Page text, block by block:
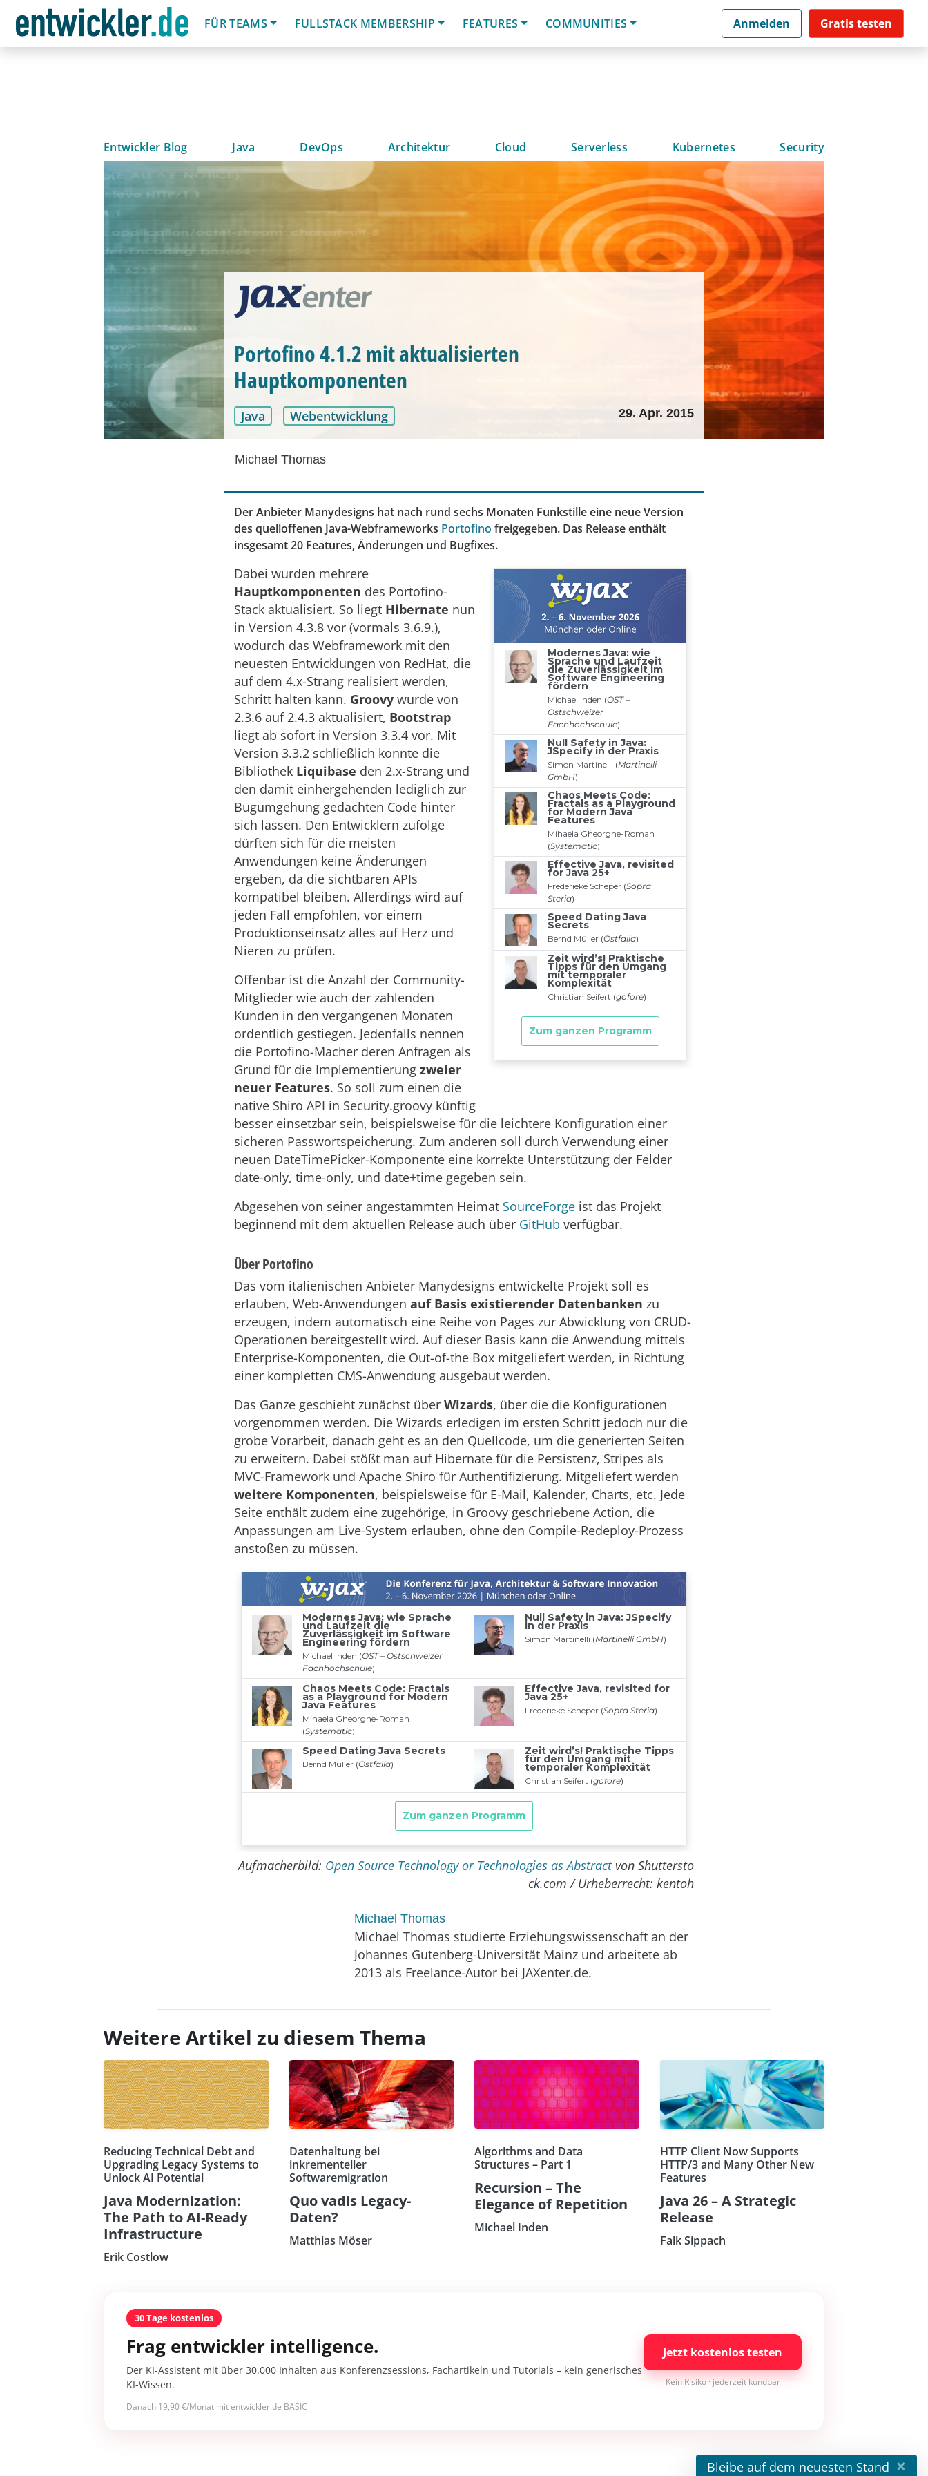
FÜR TEAMS
FULLSTACK MEMBERSHIP FEATURES COMMUNITIES Anmelden Gratis testen
Entwickler Blog Java DevOps Architektur Cloud Serverless Kubernetes Security
Portofino 4.1.2 mit aktualisierten
Hauptkomponenten
Java Webentwicklung 29. Apr. 2015
Michael Thomas
Der Anbieter Manydesigns hat nach rund sechs Monaten Funkstille eine neue Version
des quelloffenen Java-Webframeworks Portofino freigegeben. Das Release enthält
insgesamt 20 Features, Änderungen und Bugfixes.
Dabei wurden mehrere
Hauptkomponenten des Portofino-
Stack aktualisiert. So liegt Hibernate nun
in Version 4.3.8 vor (vormals 3.6.9.),
wodurch das Webframework mit den
neuesten Entwicklungen von RedHat, die
auf dem 4.x-Strang realisiert werden,
Schritt halten kann. Groovy wurde von
2.3.6 auf 2.4.3 aktualisiert, Bootstrap
liegt ab sofort in Version 3.3.4 vor. Mit
Version 3.3.2 schließlich konnte die
Bibliothek Liquibase den 2.x-Strang und
den damit einhergehenden lediglich zur
Bugumgehung gedachten Code hinter
sich lassen. Den Entwicklern zufolge
dürften sich für die meisten
Anwendungen keine Änderungen
ergeben, da die sichtbaren APIs
kompatibel bleiben. Allerdings wird auf
jeden Fall empfohlen, vor einem
Produktionseinsatz alles auf Herz und
Nieren zu prüfen.
Offenbar ist die Anzahl der Community-
Mitglieder wie auch der zahlenden
Kunden in den vergangenen Monaten
ordentlich gestiegen. Jedenfalls nennen
die Portofino-Macher deren Anfragen als
Grund für die Implementierung zweier
neuer Features. So soll zum einen die
native Shiro API in Security.groovy künftig
besser einsetzbar sein, beispielsweise für die leichtere Konfiguration einer
sicheren Passwortspeicherung. Zum anderen soll durch Verwendung einer
neuen DateTimePicker-Komponente eine korrekte Unterstützung der Felder
date-only, time-only, und date+time gegeben sein.
Abgesehen von seiner angestammten Heimat SourceForge ist das Projekt
beginnend mit dem aktuellen Release auch über GitHub verfügbar.
Über Portofino
Das vom italienischen Anbieter Manydesigns entwickelte Projekt soll es
erlauben, Web-Anwendungen auf Basis existierender Datenbanken zu
erzeugen, indem automatisch eine Reihe von Pages zur Abwicklung von CRUD-
Operationen bereitgestellt wird. Auf dieser Basis kann die Anwendung mittels
Enterprise-Komponenten, die Out-of-the Box mitgeliefert werden, in Richtung
einer kompletten CMS-Anwendung ausgebaut werden.
Das Ganze geschieht zunächst über Wizards, über die die Konfigurationen
vorgenommen werden. Die Wizards erledigen im ersten Schritt jedoch nur die
grobe Vorarbeit, danach geht es an den Quellcode, um die generierten Seiten
zu erweitern. Dabei stößt man auf Hibernate für die Persistenz, Stripes als
MVC-Framework und Apache Shiro für Authentifizierung. Mitgeliefert werden
weitere Komponenten, beispielsweise für E-Mail, Kalender, Charts, etc. Jede
Seite enthält zudem eine zugehörige, in Groovy geschriebene Action, die
Anpassungen am Live-System erlauben, ohne den Compile-Redeploy-Prozess
anstoßen zu müssen.
Aufmacherbild: Open Source Technology or Technologies as Abstractvon Shuttersto
ck.com / Urheberrecht: kentoh
Michael Thomas
Michael Thomas studierte Erziehungswissenschaft an der
Johannes Gutenberg-Universität Mainz und arbeitete ab
2013 als Freelance-Autor bei JAXenter.de.
Weitere Artikel zu diesem Thema
Reducing Technical Debt and
Upgrading Legacy Systems to
Unlock AI Potential
Java Modernization:
The Path to AI-Ready
Infrastructure
Erik Costlow
Datenhaltung bei
inkrementeller
Softwaremigration
Quo vadis Legacy-
Daten?
Matthias Möser
Algorithms and Data
Structures – Part 1
Recursion – The
Elegance of Repetition
Michael Inden
HTTP Client Now Supports
HTTP/3 and Many Other New
Features
Java 26 – A Strategic
Release
Falk Sippach
30 Tage kostenlos
Frag entwickler intelligence.
Der KI-Assistent mit über 30.000 Inhalten aus Konferenzsessions, Fachartikeln und Tutorials – kein generisches
KI-Wissen.
Danach 19,90 €/Monat mit entwickler.de BASIC
Jetzt kostenlos testen
Kein Risiko · jederzeit kündbar
Bleibe auf dem neuesten Stand ×